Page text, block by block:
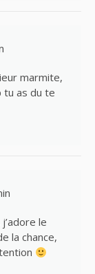
marmite,
tu as du te
le
la chance,